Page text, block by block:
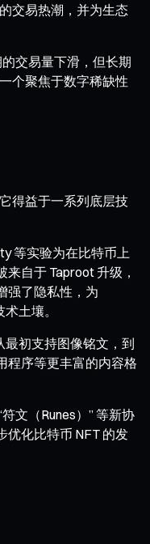
交易热潮，并为生态
交易量下滑，但长期
个聚焦于数字稀缺性
得益于一系列底层技
等实验为在比特币上
自于 Taproot 升级，
强了隐私性，为
土壤。
最初支持图像铭文，到
程序等更丰富的内容格
文（Runes）” 等新协
优化比特币 NFT 的发